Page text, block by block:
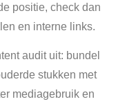
positie, check dan
en interne links.
audit uit: bundel
stukken met
mediagebruik en